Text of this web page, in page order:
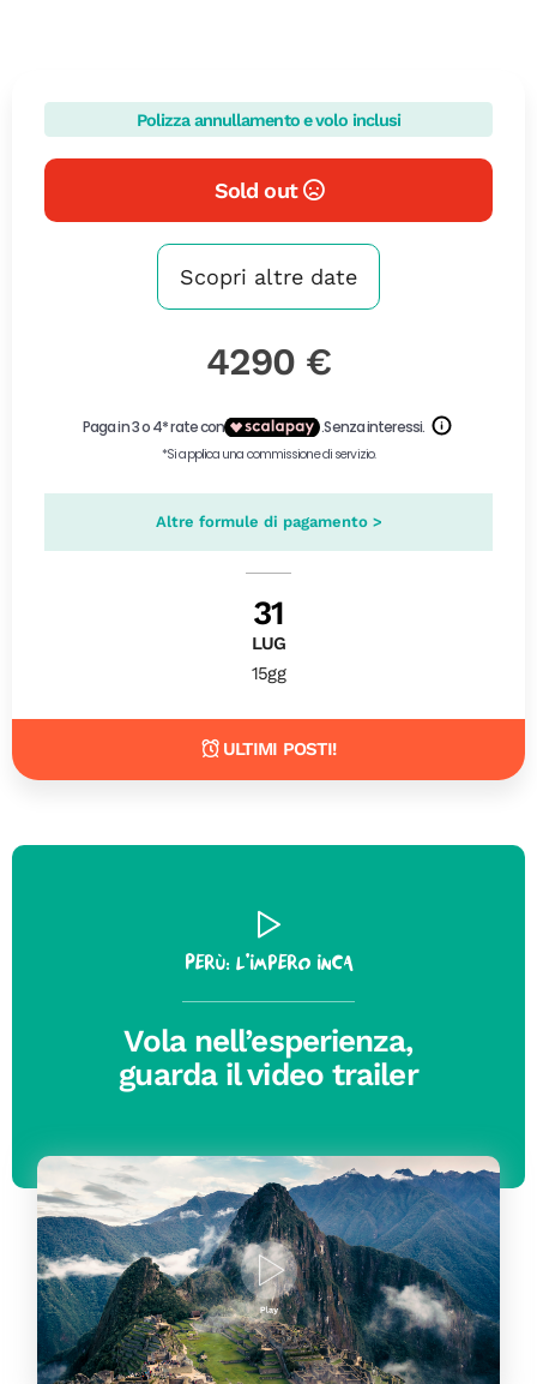
Polizza annullamento e volo inclusi
Sold out
Scopri altre date
4290 €
Altre formule di pagamento >
31
LUG
15gg
ULTIMI POSTI!
Perù: l’Impero Inca
Vola nell’esperienza,
guarda il video trailer